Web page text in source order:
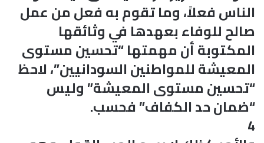
الناس فعلاً، وما تقوم به فعل من عمل
صالح للوفاء بعهدها في وثائقها
المكتوبة أن مهمتها “تحسين مستوى
المعيشة للمواطنين السودانيين”، لاحظ
“تحسين مستوى المعيشة” وليس
“ضمان حد الكفاف” فحسب.
4